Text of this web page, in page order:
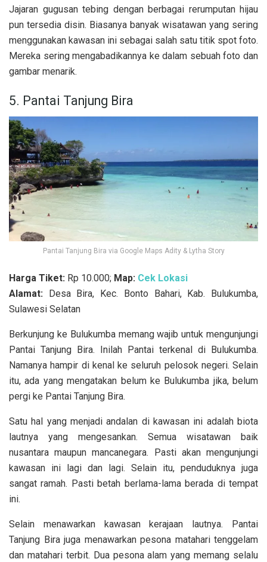
Jajaran gugusan tebing dengan berbagai rerumputan hijau
pun tersedia disin. Biasanya banyak wisatawan yang sering
menggunakan kawasan ini sebagai salah satu titik spot foto.
Mereka sering mengabadikannya ke dalam sebuah foto dan
gambar menarik.
5. Pantai Tanjung Bira
Pantai Tanjung Bira via Google Maps Adity & Lytha Story
Harga Tiket: Rp 10.000; Map: Cek Lokasi
Alamat: Desa Bira, Kec. Bonto Bahari, Kab. Bulukumba,
Sulawesi Selatan
Berkunjung ke Bulukumba memang wajib untuk mengunjungi
Pantai Tanjung Bira. Inilah Pantai terkenal di Bulukumba.
Namanya hampir di kenal ke seluruh pelosok negeri. Selain
itu, ada yang mengatakan belum ke Bulukumba jika, belum
pergi ke Pantai Tanjung Bira.
Satu hal yang menjadi andalan di kawasan ini adalah biota
lautnya yang mengesankan. Semua wisatawan baik
nusantara maupun mancanegara. Pasti akan mengunjungi
kawasan ini lagi dan lagi. Selain itu, penduduknya juga
sangat ramah. Pasti betah berlama-lama berada di tempat
ini.
Selain menawarkan kawasan kerajaan lautnya. Pantai
Tanjung Bira juga menawarkan pesona matahari tenggelam
dan matahari terbit. Dua pesona alam yang memang selalu